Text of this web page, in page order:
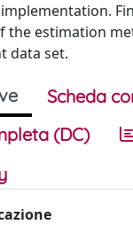
the estimation
data set.
Scheda
(DC)